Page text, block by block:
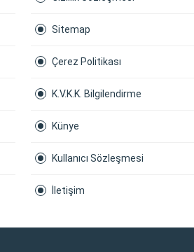
Sitemap
Çerez Politikası
K.V.K.K. Bilgilendirme
Künye
Kullanıcı Sözleşmesi
İletişim